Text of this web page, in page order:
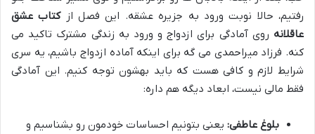
رفتیم، حالا نوبت ورود به جزیره عشقه. این فصل ازکتاب عشق
عاقلانه روی آمادگی برای ازدواج و ورود به زندگی مشترک تاکید می
کنه. فرزاد میراحمدی می گه برای اینکه آماده ازدواج باشیم، یه سری
شرایط لازم و کافی هست که باید بهشون توجه کنیم. این آمادگی
فقط مالی نیست، ابعاد دیگه هم داره:
بلوغ عاطفی: یعنی بتونیم احساسات خودمون رو بشناسیم و